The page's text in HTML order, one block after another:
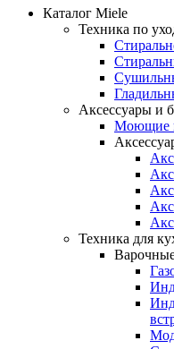
Каталог Miele
Техника по
Аксессуары и
Моющие
Техника для